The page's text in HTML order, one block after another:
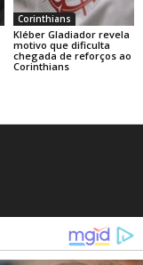
Corinthians
Kléber Gladiador revela
motivo que dificulta
chegada de reforços ao
Corinthians